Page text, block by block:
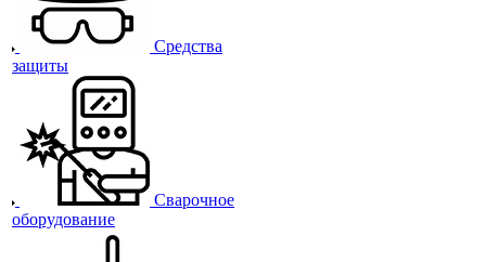
Средства
защиты
Сварочное
оборудование